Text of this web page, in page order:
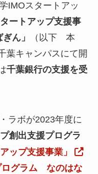
IMOスタートアッ
タートアップ支援事
ん」
（以下 本
キャンパスにて開
千葉銀行の支援を受
ラボが2023年度に
創出支援プログラ
ップ支援事業」
ログラム なのはな